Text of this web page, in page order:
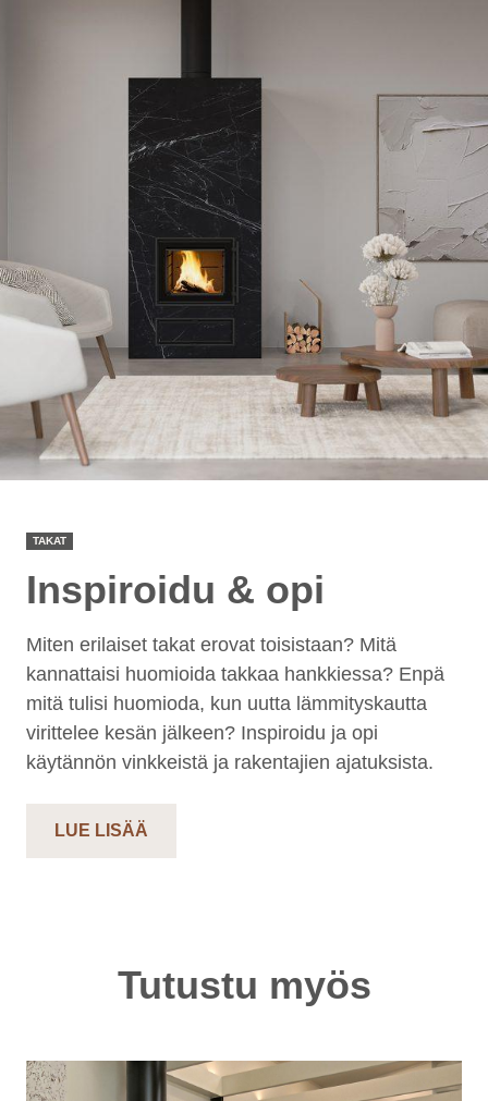
TAKAT
Inspiroidu & opi
Miten erilaiset takat erovat toisistaan? Mitä
kannattaisi huomioida takkaa hankkiessa? Enpä
mitä tulisi huomioda, kun uutta lämmityskautta
virittelee kesän jälkeen? Inspiroidu ja opi
käytännön vinkkeistä ja rakentajien ajatuksista.
LUE LISÄÄ
Tutustu myös